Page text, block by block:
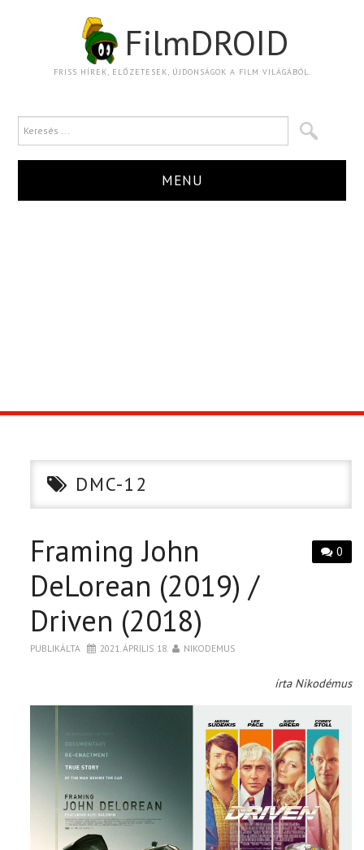
FilmDROID
FRISS HÍREK, ELŐZETESEK, ÚJDONSÁGOK A FILM VILÁGÁBÓL.
MENU
CIKK
PÓLÓ RENDELÉS
DMC-12
0
Framing John
DeLorean (2019) /
Driven (2018)
PUBLIKÁLTA 2021. ÁPRILIS 18. NIKODEMUS
írta Nikodémus